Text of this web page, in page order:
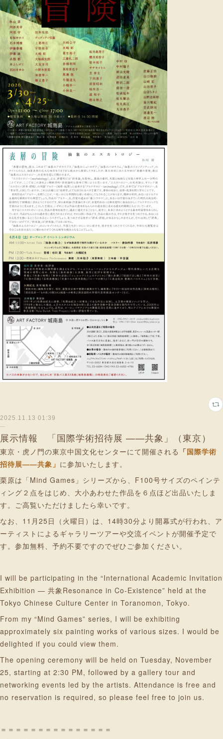
2025.11.13 01:39
展示情報 「国際学術招待展 ——共象」（東京）
東京・虎ノ門の東京中国文化センターにて開催される 「国際学術
招待展——共象」 に参加いたします。
栗原は「Mind Games」シリーズから、F100号サイズのペインテ
ィング２点をはじめ、大小あわせた作品を６点ほど出品いたしま
す。ご高覧いただけましたら幸いです。
なお、11月25日（火曜日）は、14時30分より開幕式が行われ、ア
ーティストによるギャラリーツアーや交流イベントが開催予定で
す。参加無料、予約不要ですのでぜひご参加ください。
I will be participating in the “International Academic Invitation
Exhibition — 共象Resonance in Co-Existence” held at the
Tokyo Chinese Culture Center in Toranomon, Tokyo.
From my “Mind Games” series, I will be exhibiting
approximately six painting works of various sizes. I would be
delighted if you could view them.
The opening ceremony will be held on Tuesday, November
25, starting at 2:30 PM, followed by a gallery tour and
networking events led by the artists. Attendance is free and
no reservation is required, so please feel free to join us.
＝＝＝＝＝＝＝＝＝＝＝＝＝＝＝